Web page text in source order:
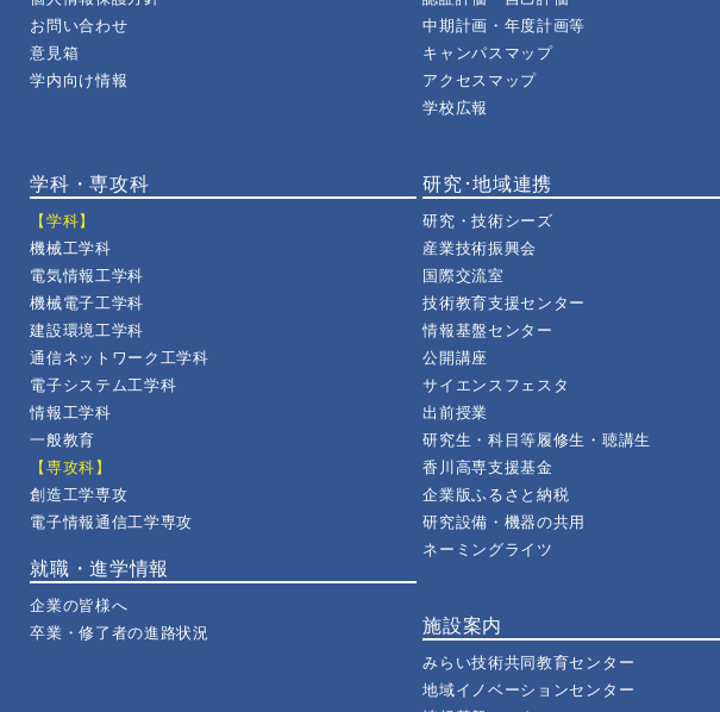
お問い合わせ
意見箱
学内向け情報
中期計画・年度計画等
キャンパスマップ
アクセスマップ
学校広報
学科・専攻科
【学科】
機械工学科
電気情報工学科
機械電子工学科
建設環境工学科
通信ネットワーク工学科
電子システム工学科
情報工学科
一般教育
【専攻科】
創造工学専攻
電子情報通信工学専攻
就職・進学情報
企業の皆様へ
卒業・修了者の進路状況
研究･地域連携
研究・技術シーズ
産業技術振興会
国際交流室
技術教育支援センター
情報基盤センター
公開講座
サイエンスフェスタ
出前授業
研究生・科目等履修生・聴講生
香川高専支援基金
企業版ふるさと納税
研究設備・機器の共用
ネーミングライツ
施設案内
みらい技術共同教育センター
地域イノベーションセンター